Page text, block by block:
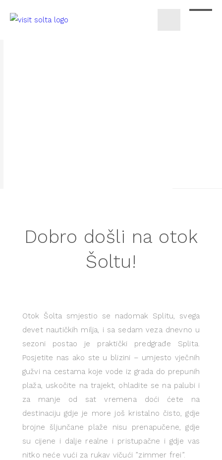
Dobro došli na otok
Šoltu!
Otok Šolta smjestio se nadomak Splitu, svega
devet nautičkih milja, i sa sedam veza dnevno u
sezoni postao je praktički predgrađe Splita.
Posjetite nas ako ste u blizini – umjesto vječnih
gužvi na cestama koje vode iz grada do prepunih
plaža, uskočite na trajekt, ohladite se na palubi i
za manje od sat vremena doći ćete na
destinaciju gdje je more još kristalno čisto, gdje
brojne šljunčane plaže nisu prenapučene, gdje
su cijene i dalje realne i pristupačne i gdje vas
nitko neće vući za rukav vičući ”zimmer frei”.